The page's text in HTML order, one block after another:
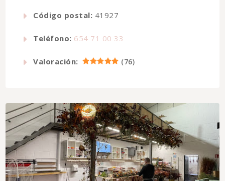
Código postal: 41927
Teléfono: 654 71 00 33
Valoración: (76)